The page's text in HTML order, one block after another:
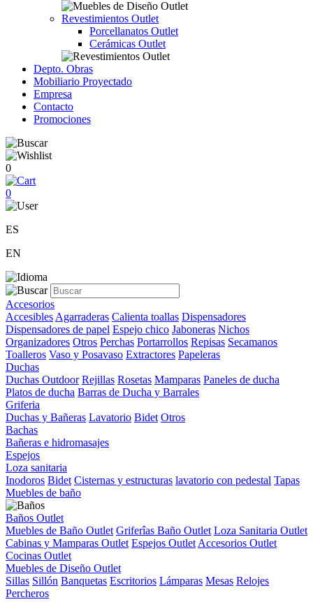
Revestimientos Outlet
Porcellanatos Outlet
Cerámicas Outlet
Depto. Obras
Mobiliario Proyectado
Empresa
Contacto
Promociones
0
0
ES
EN
Accesorios
Accesibles Agarraderas Calienta toallas Dispensadores
Dispensadores de papel Espejo chico Jaboneras Nichos
Organizadores Otros Perchas Portarrollos Repisas Secamanos
Toalleros Vaso y Posavaso Extractores Papeleras
Duchas
Duchas Outdoor Rejillas Rosetas Mamparas Paneles de ducha
Platos de ducha Barras de Ducha y Barrales
Griferia
Duchas y Bañeras Lavatorio Bidet Otros
Bachas
Bañeras e hidromasajes
Espejos
Loza sanitaria
Inodoros Bidet Cisternas y estructuras lavatorio con pedestal Tapas
Muebles de baño
Baños Outlet
Muebles de Baño Outlet Griferîas Baño Outlet Loza Sanitaria Outlet
Cabinas y Mamparas Outlet Espejos Outlet Accesorios Outlet
Cocinas Outlet
Muebles de Diseño Outlet
Sillas Sillón Banquetas Escritorios Lámparas Mesas Relojes
Percheros